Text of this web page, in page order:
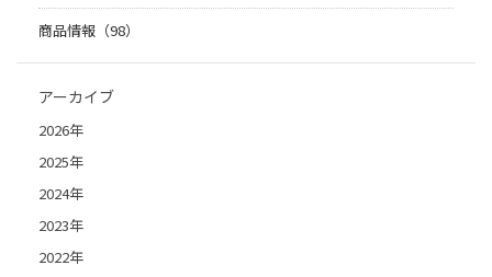
商品情報（98）
アーカイブ
2026年
2025年
2024年
2023年
2022年